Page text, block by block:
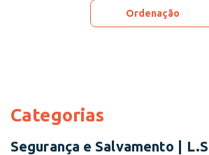
Ordenação
Categorias
Segurança e Salvamento |